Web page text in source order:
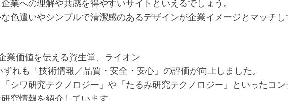
業への理解や共感を得やすいサイトといえるでしょう。
色遣いやシンプルで清潔感のあるデザインが企業イメージとマッチ
業価値を伝える資生堂、ライオン
れも「技術情報／品質・安全・安心」の評価が向上しました。
シワ研究テクノロジー」や「たるみ研究テクノロジー」といったコ
究情報を紹介しています。